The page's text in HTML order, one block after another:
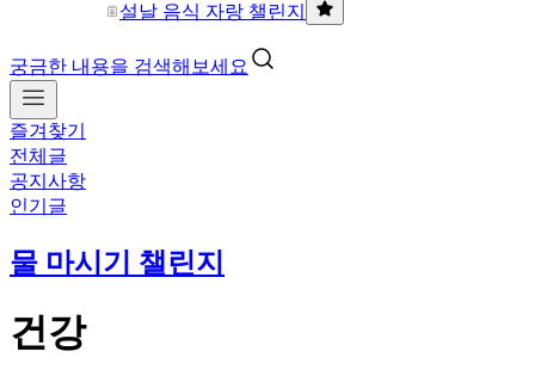
설날 음식 자랑 챌린지
궁금한 내용을 검색해보세요
즐겨찾기
전체글
공지사항
인기글
물 마시기 챌린지
건강